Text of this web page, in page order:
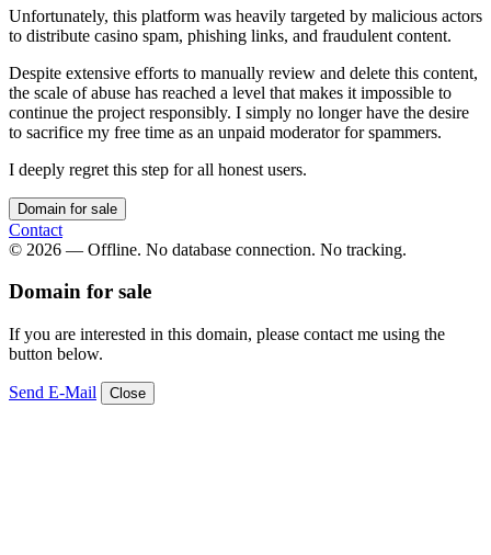
Unfortunately, this platform was heavily targeted by malicious actors
to distribute casino spam, phishing links, and fraudulent content.
Despite extensive efforts to manually review and delete this content,
the scale of abuse has reached a level that makes it impossible to
continue the project responsibly. I simply no longer have the desire
to sacrifice my free time as an unpaid moderator for spammers.
I deeply regret this step for all honest users.
Domain for sale
Contact
© 2026 — Offline. No database connection. No tracking.
Domain for sale
If you are interested in this domain, please contact me using the
button below.
Send E-Mail Close